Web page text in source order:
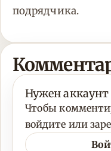
подрядчика.
Нужен аккаунт
Чтобы
войдите или